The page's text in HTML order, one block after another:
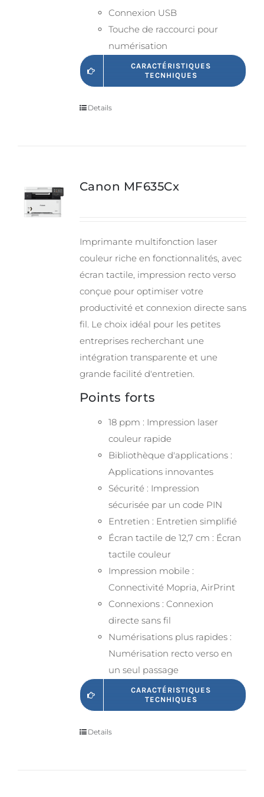
Connexion USB
Touche de raccourci pour
numérisation
CARACTÉRISTIQUES
TECNHIQUES
Details
Canon MF635Cx
Imprimante multifonction laser
couleur riche en fonctionnalités, avec
écran tactile, impression recto verso
conçue pour optimiser votre
productivité et connexion directe sans
fil. Le choix idéal pour les petites
entreprises recherchant une
intégration transparente et une
grande facilité d'entretien.
Points forts
18 ppm : Impression laser
couleur rapide
Bibliothèque d'applications :
Applications innovantes
Sécurité : Impression
sécurisée par un code PIN
Entretien : Entretien simplifié
Écran tactile de 12,7 cm : Écran
tactile couleur
Impression mobile :
Connectivité Mopria, AirPrint
Connexions : Connexion
directe sans fil
Numérisations plus rapides :
Numérisation recto verso en
un seul passage
CARACTÉRISTIQUES
TECNHIQUES
Details